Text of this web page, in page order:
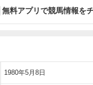
無料アプリで競馬情報を
1980年5月8日